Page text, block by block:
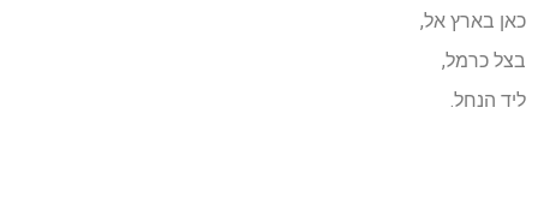
כאן בארץ אל,
בצל כרמל,
ליד הנחל.